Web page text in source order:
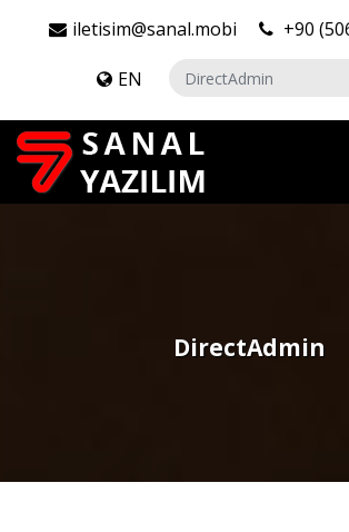
iletisim@sanal.mobi +90
EN
DirectAdmin